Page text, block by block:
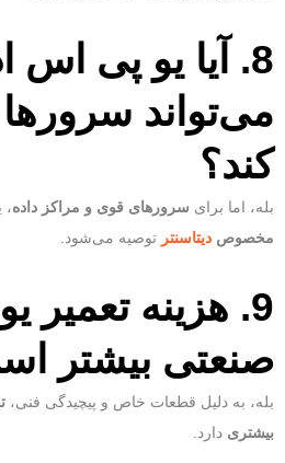
8. آیا یو پی اس
می‌تواند سرورها
کند؟
بله، اما برای سرورهای قوی و مراکز داده،
مخصوص دیتاسنتر توصیه می‌شود.
9. هزینه تعمیر
صنعتی بیشتر
بله، به دلیل قطعات خاص و پیچیدگی فنی،
بیشتری دارد.